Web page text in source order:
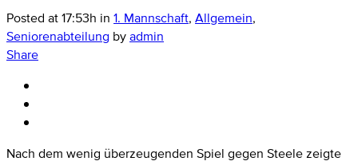
Posted at 17:53h in 1. Mannschaft, Allgemein,
Seniorenabteilung byadmin
Share
Nach dem wenig überzeugenden Spiel gegen Steele zeigte